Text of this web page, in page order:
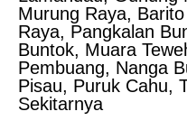
Murung Raya,
Raya, Pangkalan
Buntok, Muara
Pembuang, Nanga
Pisau, Puruk Cahu,
Sekitarnya